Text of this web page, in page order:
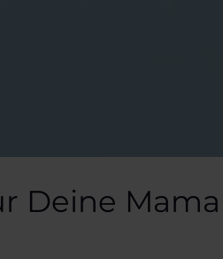
Deine Mama